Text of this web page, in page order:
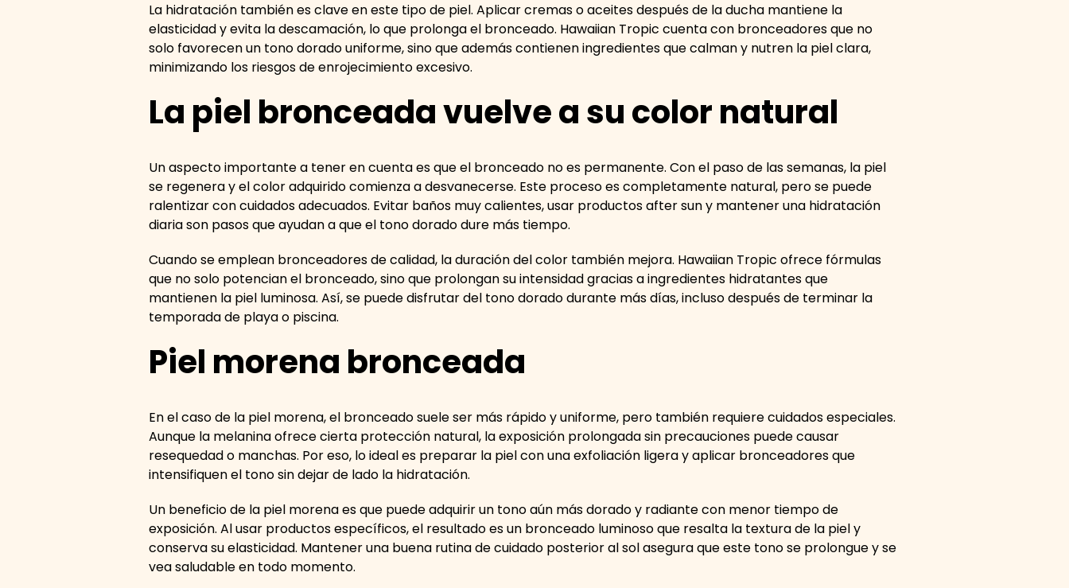
La hidratación también es clave en este tipo de piel. Aplicar cremas o aceites después de la ducha mantiene la
elasticidad y evita la descamación, lo que prolonga el bronceado. Hawaiian Tropic cuenta con bronceadores que no
solo favorecen un tono dorado uniforme, sino que además contienen ingredientes que calman y nutren la piel clara,
minimizando los riesgos de enrojecimiento excesivo.
La piel bronceada vuelve a su color natural
Un aspecto importante a tener en cuenta es que el bronceado no es permanente. Con el paso de las semanas, la piel
se regenera y el color adquirido comienza a desvanecerse. Este proceso es completamente natural, pero se puede
ralentizar con cuidados adecuados. Evitar baños muy calientes, usar productos after sun y mantener una hidratación
diaria son pasos que ayudan a que el tono dorado dure más tiempo.
Cuando se emplean bronceadores de calidad, la duración del color también mejora. Hawaiian Tropic ofrece fórmulas
que no solo potencian el bronceado, sino que prolongan su intensidad gracias a ingredientes hidratantes que
mantienen la piel luminosa. Así, se puede disfrutar del tono dorado durante más días, incluso después de terminar la
temporada de playa o piscina.
Piel morena bronceada
En el caso de la piel morena, el bronceado suele ser más rápido y uniforme, pero también requiere cuidados especiales.
Aunque la melanina ofrece cierta protección natural, la exposición prolongada sin precauciones puede causar
resequedad o manchas. Por eso, lo ideal es preparar la piel con una exfoliación ligera y aplicar bronceadores que
intensifiquen el tono sin dejar de lado la hidratación.
Un beneficio de la piel morena es que puede adquirir un tono aún más dorado y radiante con menor tiempo de
exposición. Al usar productos específicos, el resultado es un bronceado luminoso que resalta la textura de la piel y
conserva su elasticidad. Mantener una buena rutina de cuidado posterior al sol asegura que este tono se prolongue y se
vea saludable en todo momento.